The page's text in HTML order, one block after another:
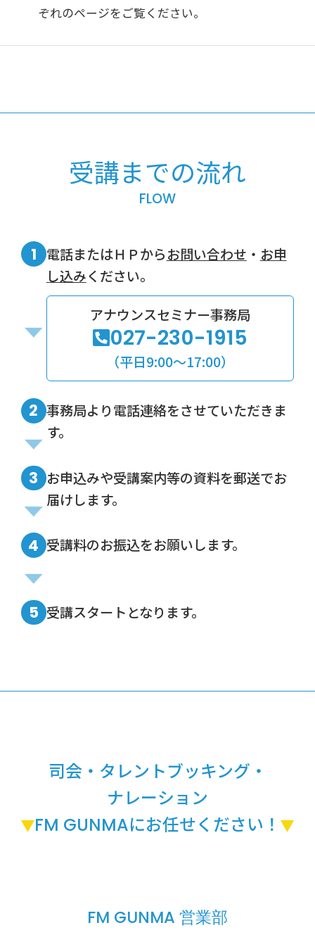
ぞれのページをご覧ください。
受講までの流れ
FLOW
1 電話またはＨＰからお問い合わせ ・ お申
し込みください。
アナウンスセミナー事務局
027-230-1915
（平日9:00～17:00）
2 事務局より電話連絡をさせていただきま
す。
3 お申込みや受講案内等の資料を郵送でお
届けします。
4 受講料のお振込をお願いします。
5 受講スタートとなります。
司会・タレントブッキング・
ナレーション
FM GUNMAにお任せください！
FM GUNMA 営業部